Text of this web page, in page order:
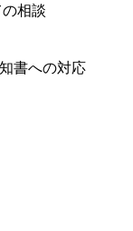
相談
書への対応